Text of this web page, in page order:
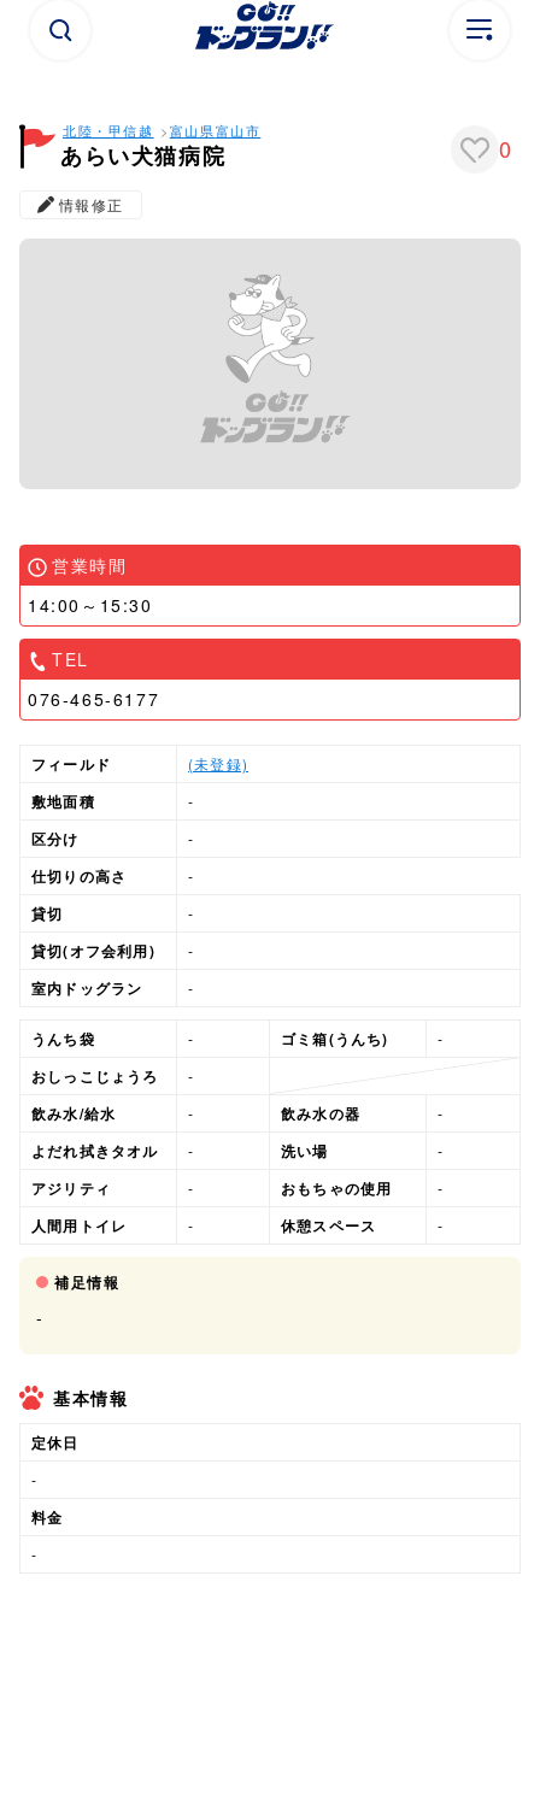
北陸・甲信越 富山県富山市
あらい犬猫病院 0
情報修正
営業時間
14:00～15:30
TEL
076-465-6177
フィールド (未登録)
敷地面積 -
区分け -
仕切りの高さ -
貸切 -
貸切(オフ会利用) -
室内ドッグラン -
うんち袋 - ゴミ箱(うんち) -
おしっこじょうろ -
飲み水/給水 - 飲み水の器 -
よだれ拭きタオル - 洗い場 -
アジリティ - おもちゃの使用 -
人間用トイレ - 休憩スペース -
補足情報
-
基本情報
定休日
-
料金
-